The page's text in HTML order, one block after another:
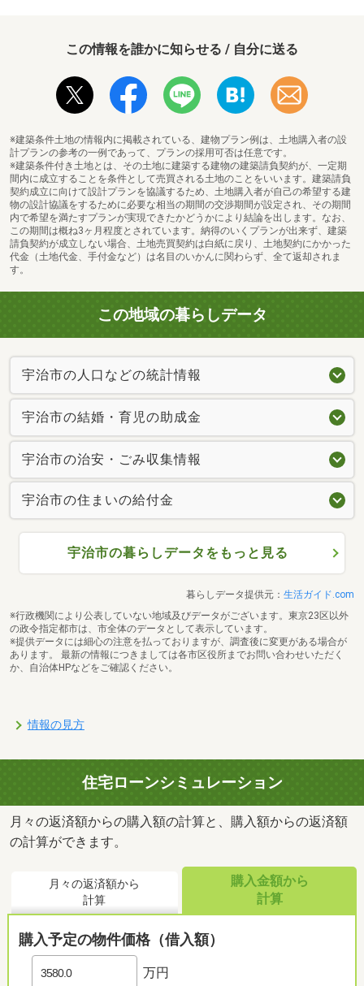
宇治武田病院まで1598m 徒歩20分
この情報を誰かに知らせる / 自分に送る
※建築条件土地の情報内に掲載されている、建物プラン例は、土地購入者の設
計プランの参考の一例であって、プランの採用可否は任意です。
※建築条件付き土地とは、その土地に建築する建物の建築請負契約が、一定期
間内に成立することを条件として売買される土地のことをいいます。建築請負
契約成立に向けて設計プランを協議するため、土地購入者が自己の希望する建
物の設計協議をするために必要な相当の期間の交渉期間が設定され、その期間
内で希望を満たすプランが実現できたかどうかにより結論を出します。なお、
この期間は概ね3ヶ月程度とされています。納得のいくプランが出来ず、建築
請負契約が成立しない場合、土地売買契約は白紙に戻り、土地契約にかかった
代金（土地代金、手付金など）は名目のいかんに関わらず、全て返却されま
す。
この地域の暮らしデータ
宇治市の人口などの統計情報
宇治市の結婚・育児の助成金
宇治市の治安・ごみ収集情報
宇治市の住まいの給付金
宇治市の暮らしデータをもっと見る
暮らしデータ提供元： 生活ガイド.com
※行政機関により公表していない地域及びデータがございます。東京23区以外
の政令指定都市は、市全体のデータとして表示しています。
※提供データには細心の注意を払っておりますが、調査後に変更がある場合が
あります。 最新の情報につきましては各市区役所までお問い合わせいただく
か、自治体HPなどをご確認ください。
情報の見方
住宅ローンシミュレーション
月々の返済額からの購入額の計算と、購入額からの返済額
の計算ができます。
月々の返済額から
計算
購入金額から
計算
購入予定の物件価格（借入額）
万円